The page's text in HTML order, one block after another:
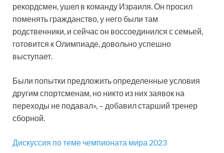
рекордсмен, ушел в команду Израиля. Он просил
поменять гражданство, у него были там
родственники, и сейчас он воссоединился с семьей,
готовится к Олимпиаде, довольно успешно
выступает.
Были попытки предложить определенные условия
другим спортсменам, но никто из них заявок на
переходы не подавал», – добавил старший тренер
сборной.
Дискуссия по теме чемпионата мира 2023